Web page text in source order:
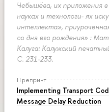
Чебышёва, их приложения
науках и технологи- ях
интеллекта»,
со дня его рождения» :
Калуга: Калужский
С. 231-233.
Препринт
Implementing Transport
Message Delay Reduction